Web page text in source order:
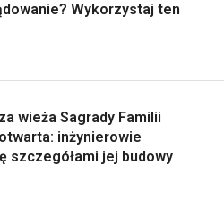
Wykorzystaj ten
wieża Sagrady Familii
inżynierowie
szczegółami jej budowy